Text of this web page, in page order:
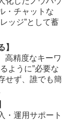
・チャットな
ッジ”として蓄
】
高精度なキーワ
ように”必要な
せず、誰でも簡
・運用サポート